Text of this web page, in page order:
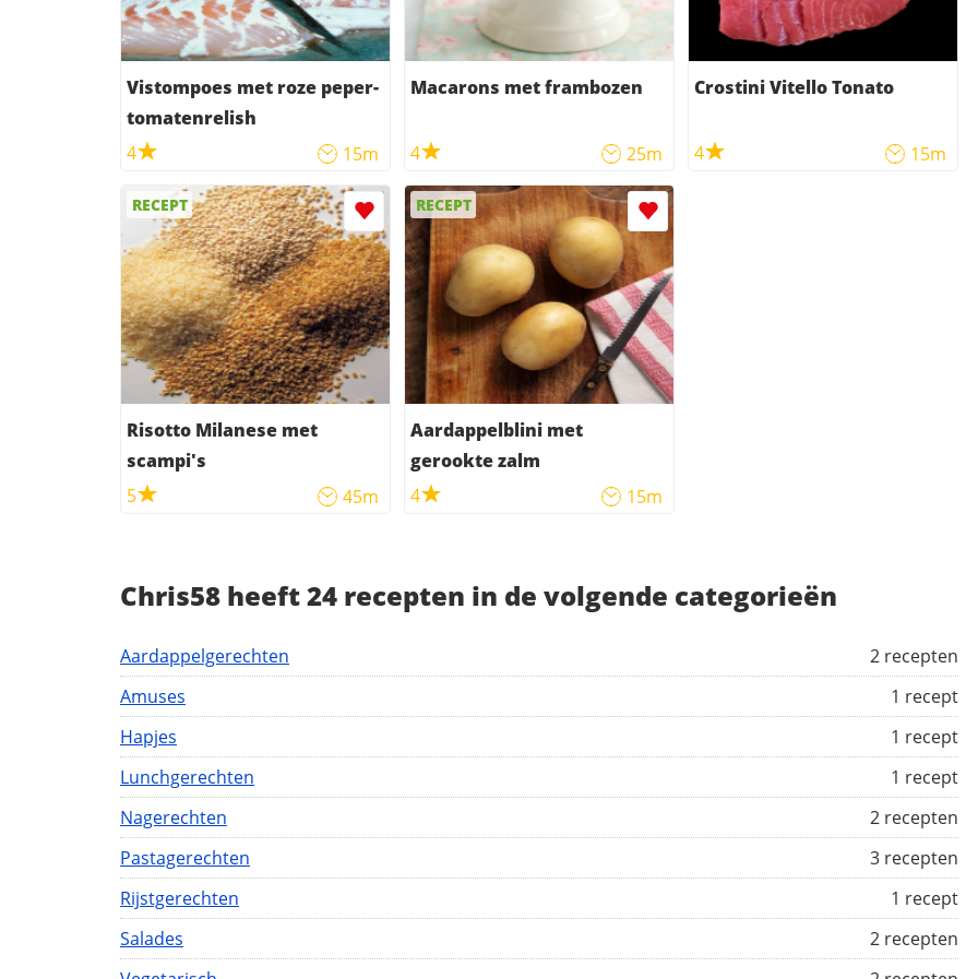
Vistompoes met roze peper-
tomatenrelish
4
15m
Macarons met frambozen
4 25m
Crostini Vitello Tonato
4 15m
RECEPT
Risotto Milanese met
scampi's
5
45m
RECEPT
Aardappelblini met
gerookte zalm
4
15m
Chris58 heeft 24 recepten in de volgende categorieën
2 recepten
Aardappelgerechten
1 recept
Amuses
1 recept
Hapjes
1 recept
Lunchgerechten
2 recepten
Nagerechten
3 recepten
Pastagerechten
1 recept
Rijstgerechten
2 recepten
Salades